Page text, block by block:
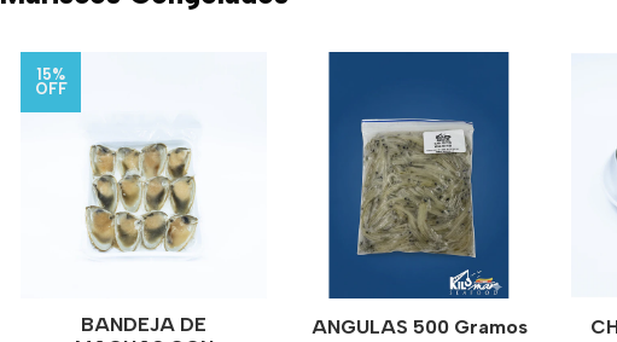
15%
OFF
BANDEJA DE
ANGULAS 500 Gramos